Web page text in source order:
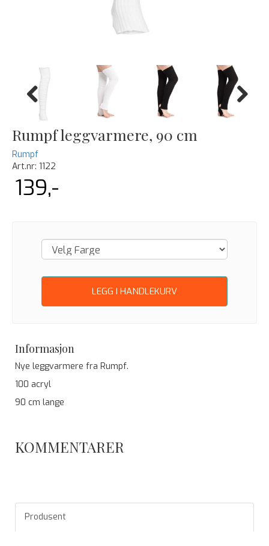
Previous Next
Rumpf leggvarmere, 90 cm
Rumpf
Art.nr: 1122
139,-
LEGG I HANDLEKURV
Informasjon
Nye leggvarmere fra Rumpf.
100 acryl
90 cm lange
KOMMENTARER
Produsent